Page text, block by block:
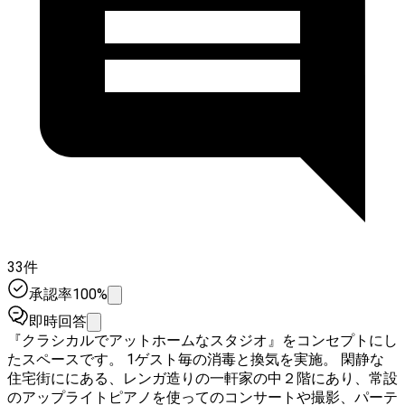
33件
承認率100%
即時回答
『クラシカルでアットホームなスタジオ』をコンセプトにし
たスペースです。 1ゲスト毎の消毒と換気を実施。 閑静な
住宅街ににある、レンガ造りの一軒家の中２階にあり、常設
のアップライトピアノを使ってのコンサートや撮影、パーテ